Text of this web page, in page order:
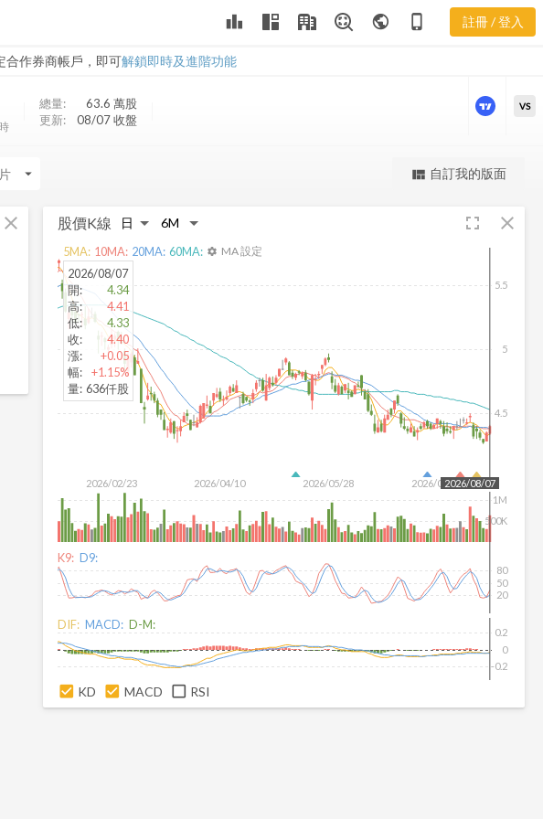
leaderboard public phone_iphone 註冊 / 登入
合作券商帳戶，即可解鎖即時及進階功能
勢
總量: 63.6 萬股
更新:
08/07 收盤
更強大的進階價量圖表
VS
arrow_drop_down view_quilt 自訂我的版面
close 股價K線 fullscreen close
2026/02/23 2026/04/10 2026/05/28 2026/07/16
4.5
5
5.5
2026/08/07
500K
1M
2026/08/07
開:
4.34
高:
4.41
低:
4.33
收:
4.40
漲:
+0.05
幅:
+1.15%
量: 636仟股
5MA: 10MA: 20MA: 60MA: settings MA 設定
K9: D9:
20
50
80
DIF: MACD: D-M:
-0.2
0
0.2
KD MACD RSI